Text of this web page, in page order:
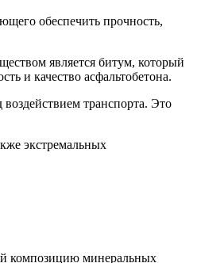
обеспечить прочность,
является битум, который
и качество асфальтобетона.
транспорта. Это
экстремальных
композицию минеральных